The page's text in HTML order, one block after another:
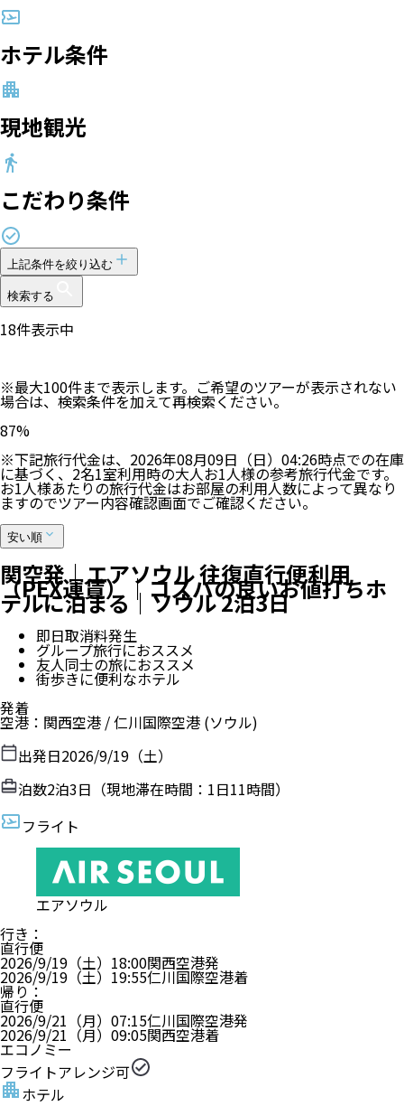
ホテル条件
現地観光
こだわり条件
上記条件を絞り込む
検索する
18件表示中
※最大100件まで表示します。ご希望のツアーが表示されない
場合は、検索条件を加えて再検索ください。
100%
※下記旅行代金は、 2026年08月09日（日）04:26時点での在庫
に基づく、2名1室利用時の大人お1人様の参考旅行代金です。
お1人様あたりの旅行代金はお部屋の利用人数によって異なり
ますのでツアー内容確認画面でご確認ください。
安い順
関空発｜エアソウル 往復直行便利用
（PEX運賃）｜コスパの良いお値打ちホ
テルに泊まる｜ソウル 2泊3日
即日取消料発生
グループ旅行におススメ
友人同士の旅におススメ
街歩きに便利なホテル
発着
空港 ： 関西空港 /仁川国際空港 (ソウル)
出発日2026/9/19（土）
泊数2泊3日（現地滞在時間： 1日11時間）
フライト
エアソウル
行き ：
直行便
2026/9/19（土） 18:00関西空港発
2026/9/19（土） 19:55仁川国際空港着
帰り ：
直行便
2026/9/21（月） 07:15仁川国際空港発
2026/9/21（月） 09:05関西空港着
エコノミー
フライトアレンジ可
ホテル